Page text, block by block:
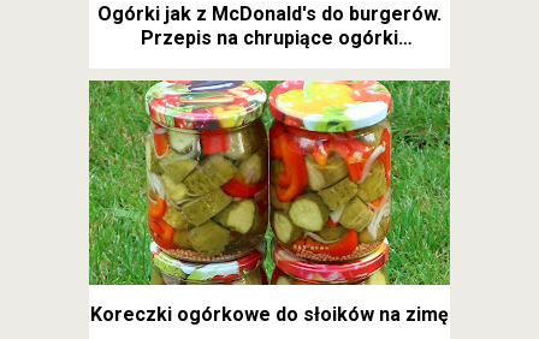
Ogórki jak z McDonald's do burgerów.
Przepis na chrupiące ogórki
Koreczki ogórkowe do słoików na zimę